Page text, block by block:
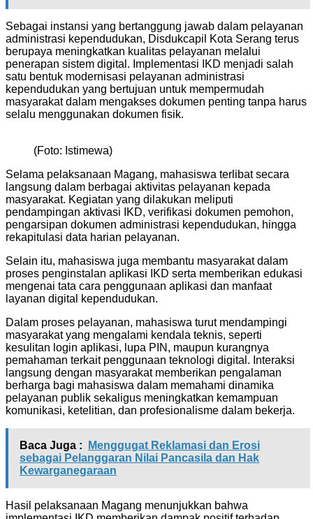
Sebagai instansi yang bertanggung jawab dalam pelayanan
administrasi kependudukan, Disdukcapil Kota Serang terus
berupaya meningkatkan kualitas pelayanan melalui
penerapan sistem digital. Implementasi IKD menjadi salah
satu bentuk modernisasi pelayanan administrasi
kependudukan yang bertujuan untuk mempermudah
masyarakat dalam mengakses dokumen penting tanpa harus
selalu menggunakan dokumen fisik.
(Foto: Istimewa)
Selama pelaksanaan Magang, mahasiswa terlibat secara
langsung dalam berbagai aktivitas pelayanan kepada
masyarakat. Kegiatan yang dilakukan meliputi
pendampingan aktivasi IKD, verifikasi dokumen pemohon,
pengarsipan dokumen administrasi kependudukan, hingga
rekapitulasi data harian pelayanan.
Selain itu, mahasiswa juga membantu masyarakat dalam
proses penginstalan aplikasi IKD serta memberikan edukasi
mengenai tata cara penggunaan aplikasi dan manfaat
layanan digital kependudukan.
Dalam proses pelayanan, mahasiswa turut mendampingi
masyarakat yang mengalami kendala teknis, seperti
kesulitan login aplikasi, lupa PIN, maupun kurangnya
pemahaman terkait penggunaan teknologi digital. Interaksi
langsung dengan masyarakat memberikan pengalaman
berharga bagi mahasiswa dalam memahami dinamika
pelayanan publik sekaligus meningkatkan kemampuan
komunikasi, ketelitian, dan profesionalisme dalam bekerja.
Baca Juga :
Menggugat Reklamasi dan Erosi
sebagai Pelanggaran Nilai Pancasila dan Hak
Kewarganegaraan
Hasil pelaksanaan Magang menunjukkan bahwa